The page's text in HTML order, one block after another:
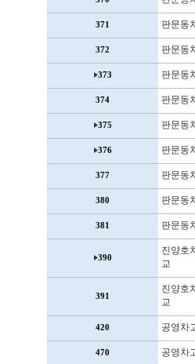
371 판문동
372 판문동
373 판문동
374 판문동
375 판문동
376 판문동
377 판문동
380 판문동
381 판문동
390
진양호
교
391
진양호
교
420 공영차
470 공영차